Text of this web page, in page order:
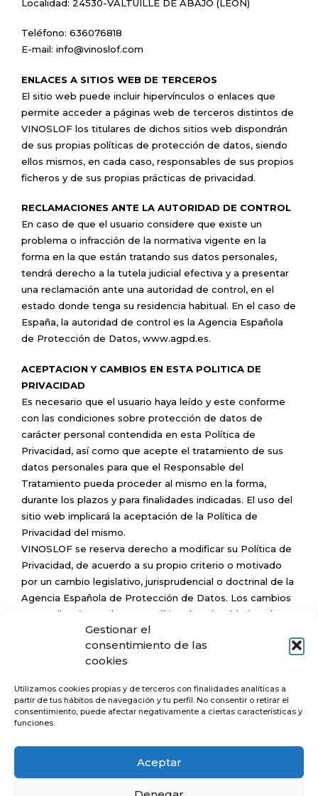
Gestionar el
consentimiento de las
cookies
Utilizamos cookies propias y de terceros con finalidades analíticas a
partir de tus hábitos de navegación y tu perfil. No consentir o retirar el
consentimiento, puede afectar negativamente a ciertas características y
funciones.
Aceptar
Localidad: 24530-VALTUILLE DE ABAJO (LEÓN)
Teléfono: 636076818
E-mail: info@vinoslof.com
ENLACES A SITIOS WEB DE TERCEROS
El sitio web puede incluir hipervínculos o enlaces que
permite acceder a páginas web de terceros distintos de
VINOSLOF los titulares de dichos sitios web dispondrán
de sus propias políticas de protección de datos, siendo
ellos mismos, en cada caso, responsables de sus propios
ficheros y de sus propias prácticas de privacidad.
RECLAMACIONES ANTE LA AUTORIDAD DE CONTROL
En caso de que el usuario considere que existe un
problema o infracción de la normativa vigente en la
forma en la que están tratando sus datos personales,
tendrá derecho a la tutela judicial efectiva y a presentar
una reclamación ante una autoridad de control, en el
estado donde tenga su residencia habitual. En el caso de
España, la autoridad de control es la Agencia Española
de Protección de Datos, www.agpd.es.
ACEPTACION Y CAMBIOS EN ESTA POLITICA DE
PRIVACIDAD
Es necesario que el usuario haya leído y este conforme
con las condiciones sobre protección de datos de
carácter personal contendida en esta Política de
Privacidad, así como que acepte el tratamiento de sus
datos personales para que el Responsable del
Tratamiento pueda proceder al mismo en la forma,
durante los plazos y para finalidades indicadas. El uso del
sitio web implicará la aceptación de la Política de
Privacidad del mismo.
VINOSLOF se reserva derecho a modificar su Política de
Privacidad, de acuerdo a su propio criterio o motivado
por un cambio legislativo, jurisprudencial o doctrinal de la
Agencia Española de Protección de Datos. Los cambios
o actualizaciones de esta Política de Privacidad serán
notificados de forma explícita al usuario.
La Política de Privacidad fue actualizada el día 08 de
diciembre de 2022 para adaptarse a la Ley Orgánica de
el 08 de diciembre de 2022, para adaptarse el
Reglamento (UE) 2016/679 del Parlamento Europeo y del
Consejo de 27 de abril de 2016, relativo a la protección
de las personas físicas, en lo que respecta al tratamiento
de datos personales y a la libre circulación de estos
datos (RGPD).